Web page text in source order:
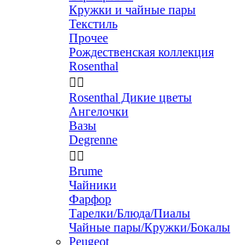
Кружки и чайные пары
Текстиль
Прочее
Рождественская коллекция
Rosenthal
 
Rosenthal Дикие цветы
Ангелочки
Вазы
Degrenne
 
Brume
Чайники
Фарфор
Тарелки/Блюда/Пиалы
Чайные пары/Кружки/Бокалы
Peugeot